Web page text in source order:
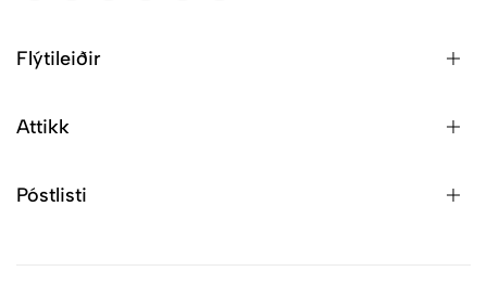
Flýtileiðir
Attikk
Póstlisti